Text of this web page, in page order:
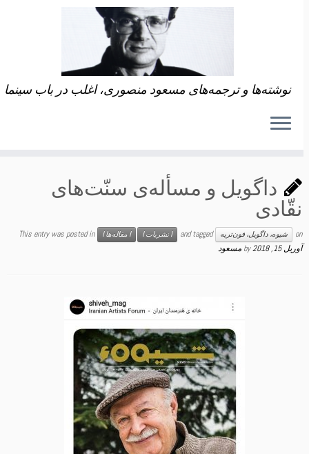
نوشته‌ها و ترجمه‌های مسعود منصوری، اغلب در باب سینما
داگویل و مسأله‌ی سنّت‌های
نقّادی
This entry was posted in ا مقاله‌ها ا ا نشریات ا and tagged شیوه، داگویل، فون‌تریه
on
آوریل 15, 2018
by مسعود